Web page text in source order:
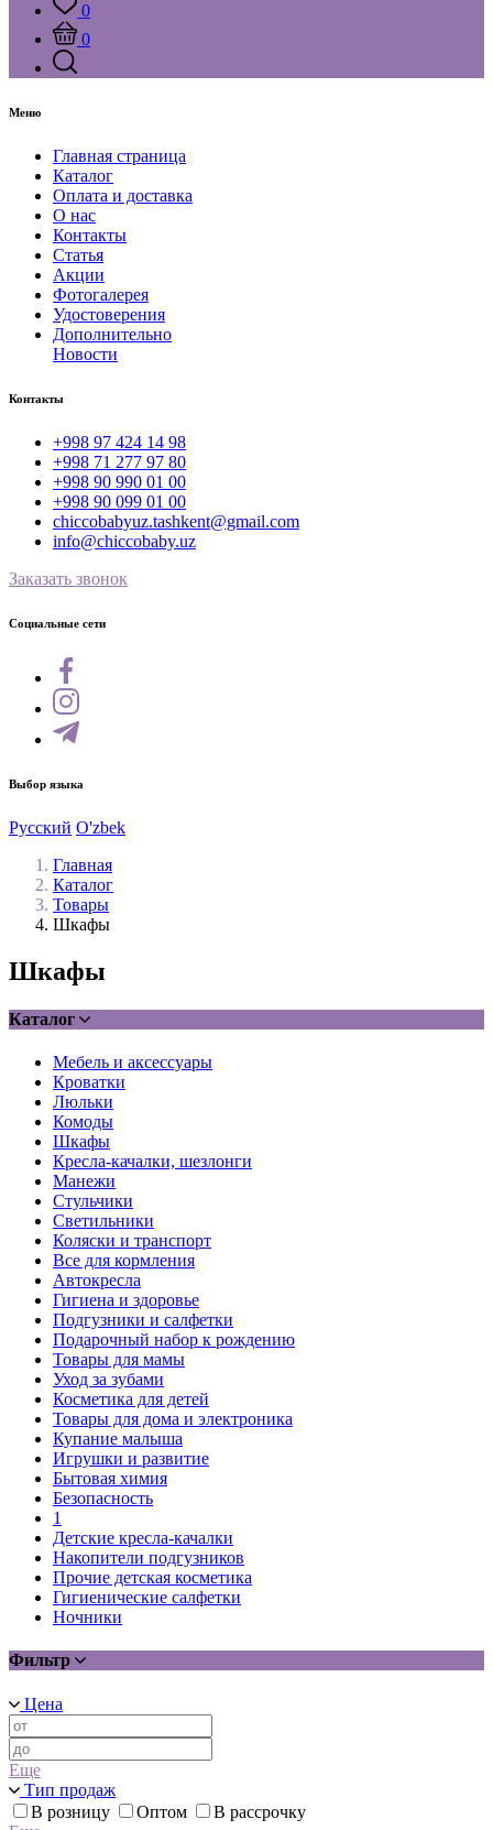
0
0
Меню
Главная страница
Каталог
Оплата и доставка
О нас
Контакты
Статья
Акции
Фотогалерея
Удостоверения
Дополнительно
Новости
Контакты
+998 97 424 14 98
+998 71 277 97 80
+998 90 990 01 00
+998 90 099 01 00
chiccobabyuz.tashkent@gmail.com
info@chiccobaby.uz
Заказать звонок
Социальные сети
Выбор языка
Русский O'zbek
Главная
Каталог
Товары
Шкафы
Шкафы
Каталог
Мебель и аксессуары
Кроватки
Люльки
Комоды
Шкафы
Кресла-качалки, шезлонги
Манежи
Стульчики
Светильники
Коляски и транспорт
Все для кормления
Автокресла
Гигиена и здоровье
Подгузники и салфетки
Подарочный набор к рождению
Товары для мамы
Уход за зубами
Косметика для детей
Товары для дома и электроника
Купание малыша
Игрушки и развитие
Бытовая химия
Безопасность
1
Детские кресла-качалки
Накопители подгузников
Прочие детская косметика
Гигиенические салфетки
Ночники
Фильтр
Цена
Еще
Тип продаж
В розницу
Оптом
В рассрочку